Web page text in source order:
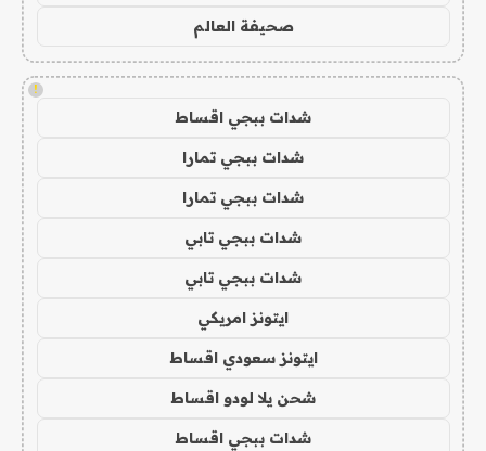
صحيفة العالم
!
شدات ببجي اقساط
شدات ببجي تمارا
شدات ببجي تمارا
شدات ببجي تابي
شدات ببجي تابي
ايتونز امريكي
ايتونز سعودي اقساط
شحن يلا لودو اقساط
شدات ببجي اقساط